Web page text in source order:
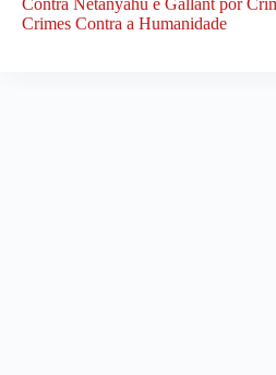
Crimes Contra a Humanidade